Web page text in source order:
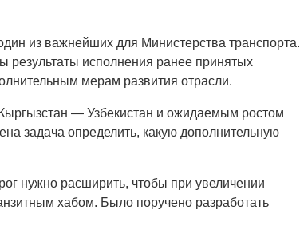
из важнейших для Министерства транспорта.
результаты исполнения ранее принятых
мерам развития отрасли.
— Узбекистан и ожидаемым ростом
задача определить, какую дополнительную
нужно расширить, чтобы при увеличении
хабом. Было поручено разработать